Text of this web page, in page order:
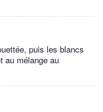
puis les blancs
au mélange au